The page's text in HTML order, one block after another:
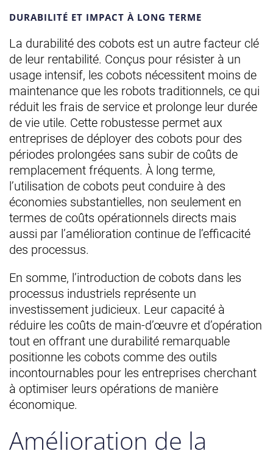
DURABILITÉ ET IMPACT À LONG TERME
La durabilité des cobots est un autre facteur clé
de leur rentabilité. Conçus pour résister à un
usage intensif, les cobots nécessitent moins de
maintenance que les robots traditionnels, ce qui
réduit les frais de service et prolonge leur durée
de vie utile. Cette robustesse permet aux
entreprises de déployer des cobots pour des
périodes prolongées sans subir de coûts de
remplacement fréquents. À long terme,
l’utilisation de cobots peut conduire à des
économies substantielles, non seulement en
termes de coûts opérationnels directs mais
aussi par l’amélioration continue de l’efficacité
des processus.
En somme, l’introduction de cobots dans les
processus industriels représente un
investissement judicieux. Leur capacité à
réduire les coûts de main-d’œuvre et d’opération
tout en offrant une durabilité remarquable
positionne les cobots comme des outils
incontournables pour les entreprises cherchant
à optimiser leurs opérations de manière
économique.
Amélioration de la